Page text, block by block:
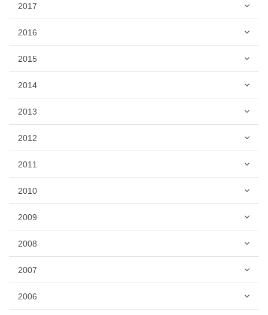
2017
2016
2015
2014
2013
2012
2011
2010
2009
2008
2007
2006